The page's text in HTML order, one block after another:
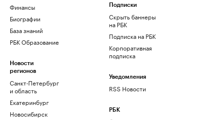
Финансы
Биографии
База знаний
РБК Образование
Новости
регионов
Санкт-Петербург
и область
Екатеринбург
Новосибирск
Подписки
Скрыть баннеры
на РБК
Подписка на РБК
Корпоративная
подписка
Уведомления
RSS Новости
РБК